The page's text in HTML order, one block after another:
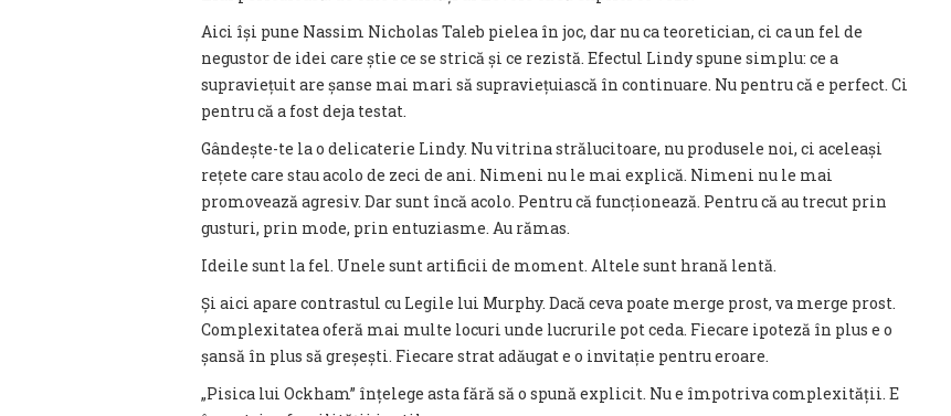
Aici își pune Nassim Nicholas Taleb pielea în joc, dar nu ca teoretician, ci ca un fel de
negustor de idei care știe ce se strică și ce rezistă. Efectul Lindy spune simplu: ce a
supraviețuit are șanse mai mari să supraviețuiască în continuare. Nu pentru că e perfect. Ci
pentru că a fost deja testat.
Gândește-te la o delicaterie Lindy. Nu vitrina strălucitoare, nu produsele noi, ci aceleași
rețete care stau acolo de zeci de ani. Nimeni nu le mai explică. Nimeni nu le mai
promovează agresiv. Dar sunt încă acolo. Pentru că funcționează. Pentru că au trecut prin
gusturi, prin mode, prin entuziasme. Au rămas.
Ideile sunt la fel. Unele sunt artificii de moment. Altele sunt hrană lentă.
Și aici apare contrastul cu Legile lui Murphy. Dacă ceva poate merge prost, va merge prost.
Complexitatea oferă mai multe locuri unde lucrurile pot ceda. Fiecare ipoteză în plus e o
șansă în plus să greșești. Fiecare strat adăugat e o invitație pentru eroare.
„Pisica lui Ockham” înțelege asta fără să o spună explicit. Nu e împotriva complexității. E